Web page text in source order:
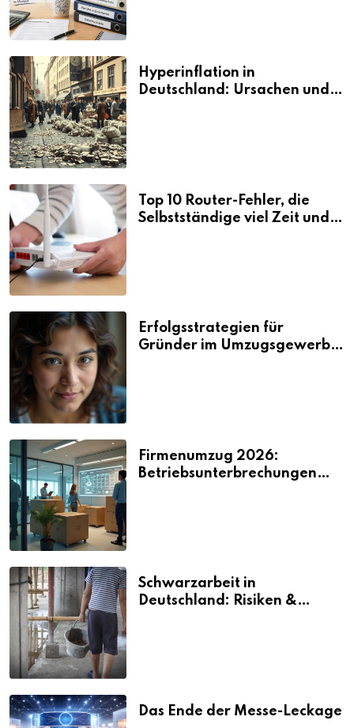
Hyperinflation in
Deutschland: Ursachen und
Top 10 Router-Fehler, die
Selbstständige viel Zeit und
Erfolgsstrategien für
Gründer im Umzugsgewerbe
Firmenumzug 2026:
Betriebsunterbrechungen
Schwarzarbeit in
Deutschland: Risiken &
Das Ende der Messe-Leckage